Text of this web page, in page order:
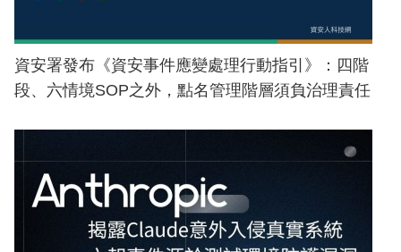
資安署發布《資安事件應變處理行動指引》：四階
段、六情境SOP之外，點名管理階層須負治理責任